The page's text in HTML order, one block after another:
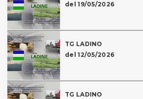
del 19/05/2026
TG LADINO
del 12/05/2026
TG LADINO